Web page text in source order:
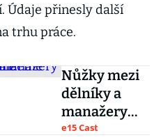
Údaje přinesly další
trhu práce.
Nůžky mezi
dělníky a
manažery
ještě nikdy
e15 Cast